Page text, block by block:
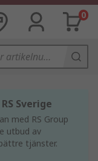
0
Sverige
med RS Group
utbud av
tjänster.